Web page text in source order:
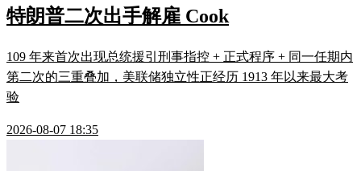
特朗普二次出手解雇 Cook
109 年来首次出现总统援引刑事指控 + 正式程序 + 同一任期内
第二次的三重叠加，美联储独立性正经历 1913 年以来最大考
验
2026-08-07 18:35